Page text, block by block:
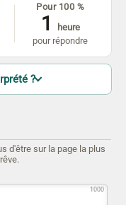
Pour 100 %
1
heure
pour répondre
?
d'être sur la page la plus
1000